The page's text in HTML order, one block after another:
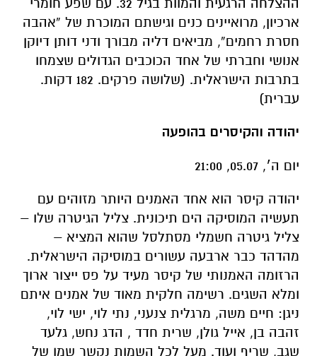
ארכיון, מרואיינים כנים וגישתם המוכרת של “אהבה
חסרת רחמים”, מביאים דליה מבורך ודני דותן דיוקן
אנושי וחברתי של אחד הכוכבים הגדולים שצמחו
בתרבות הישראלית. (שלושה פרקים. 182 דקות.
עברית)
יהודה והקיסרים בהופעה
יום ה׳, 05.07, 21:00
יהודה קיסר הוא אחד האמנים היותר מזוהים עם
תעשיה המוסיקה הים תיכונית. צליל הגיטרה שלו –
צליל גיטרה חשמלי מסתלסל שהוא המציא –
מהדהד כבר ארבעה עשורים במוסיקה הישראלית.
הרזומה האמנותי של קיסר מעיד על פס ייצור ארוך
ומלא השגים. רשימה חלקית מאוד של אמנים איתם
ניגן: חיים משה, מרגלית צנעני, נתי לוי, ישי לוי,
זהבה בן, אייל גולן, שרית חדד , הדג נחש, גלעד
שגב, שריף ועוד. מעל לכל השמות נקשר שמו של